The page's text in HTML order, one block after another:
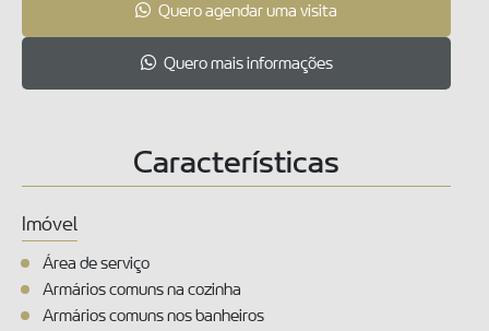
Quero agendar uma visita
Quero mais informações
Características
Imóvel
Área de serviço
Armários comuns na cozinha
Armários comuns nos banheiros